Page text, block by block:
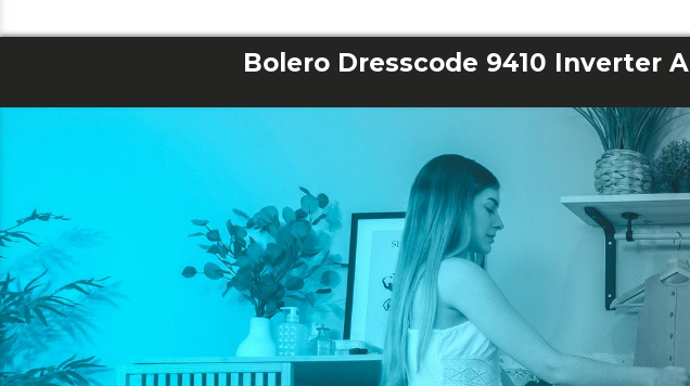
Bolero Dresscode 9410 Inverter A